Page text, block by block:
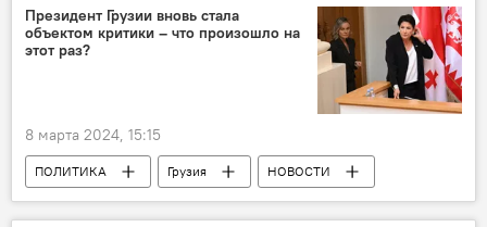
Зураб Адеишвили
Украина
Грузия - Евросоюз
Евросоюз
Президент Грузии вновь стала
объектом критики – что произошло на
этот раз?
8 марта 2024, 15:15
ПОЛИТИКА Грузия
НОВОСТИ
Саломе Зурабишвили
Шалва Папуашвили